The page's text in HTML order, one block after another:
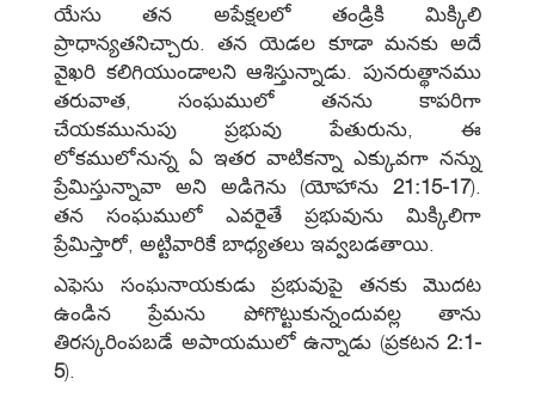
యేసు తన అపేక్షలలో తండ్రికి మిక్కిలి
ప్రాధాన్యతనిచ్చారు. తన యెడల కూడా మనకు అదే
వైఖరి కలిగియుండాలని ఆశిస్తున్నాడు. పునరుత్థానము
తరువాత, సంఘములో తనను కాపరిగా
చేయకమునుపు ప్రభువు పేతురును, ఈ
లోకములోనున్న ఏ ఇతర వాటికన్నా ఎక్కువగా నన్ను
ప్రేమిస్తున్నావా అని అడిగెను (యోహాను 21:15-17).
తన సంఘములో ఎవరైతే ప్రభువును మిక్కిలిగా
ప్రేమిస్తారో, అట్టివారికే బాధ్యతలు ఇవ్వబడతాయి.
ఎఫెసు సంఘనాయకుడు ప్రభువుపై తనకు మొదట
ఉండిన ప్రేమను పోగొట్టుకున్నందువల్ల తాను
తిరస్కరింపబడే అపాయములో ఉన్నాడు (ప్రకటన 2:1-
5).